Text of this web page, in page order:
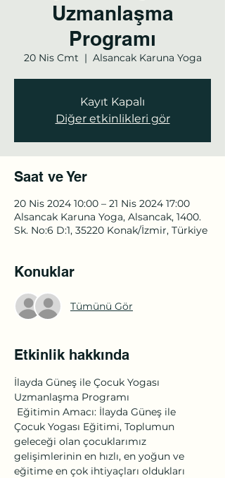
Uzmanlaşma
Programı
20 Nis Cmt
  |
Alsancak Karuna Yoga
Kayıt Kapalı
Diğer etkinlikleri gör
Saat ve Yer
20 Nis 2024 10:00 – 21 Nis 2024 17:00
Alsancak Karuna Yoga, Alsancak, 1400.
Sk. No:6 D:1, 35220 Konak/İzmir, Türkiye
Konuklar
Tümünü Gör
Etkinlik hakkında
İlayda Güneş ile Çocuk Yogası
Uzmanlaşma Programı
Eğitimin Amacı: İlayda Güneş ile
Çocuk Yogası Eğitimi, Toplumun
geleceği olan çocuklarımız
gelişimlerinin en hızlı, en yoğun ve
eğitime en çok ihtiyaçları oldukları